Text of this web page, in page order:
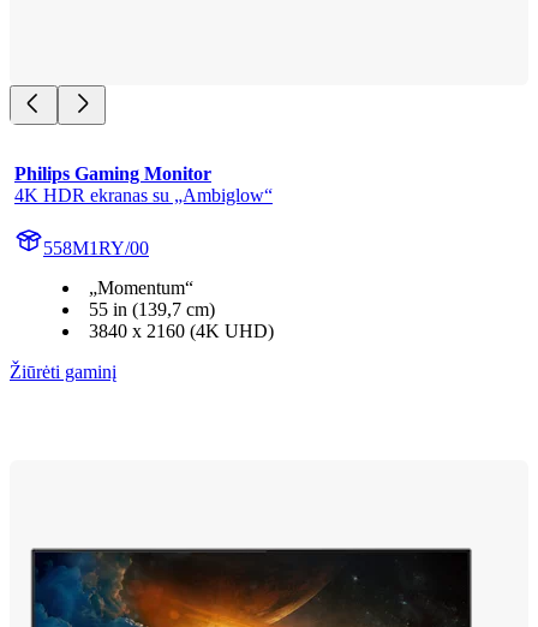
Philips Gaming Monitor
4K HDR ekranas su „Ambiglow“
558M1RY/00
„Momentum“
55 in (139,7 cm)
3840 x 2160 (4K UHD)
Žiūrėti gaminį